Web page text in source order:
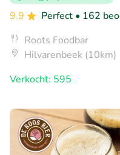
9.9
Perfect • 162
Roots Foodbar
Hilvarenbeek (10km)
Verkocht: 595